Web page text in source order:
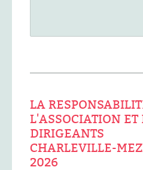
LA
L'ASSOCIATION ET
DIRIGEANTS
CHARLEVILLE-
2026